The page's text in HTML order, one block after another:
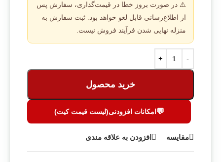
⚠️ در صورت بروز خطا در قیمت‌گذاری، سفارش پس
از اطلاع‌رسانی قابل لغو خواهد بود. ثبت سفارش به
منزله نهایی شدن فرآیند فروش نیست.
خرید محصول
💬 امکانات افزودنی(لیست قیمت کیت)
مقایسه افزودن به علاقه مندی